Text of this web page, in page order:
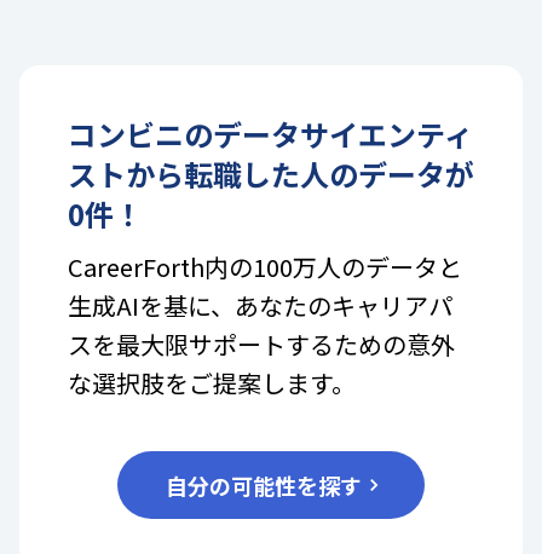
コンビニのデータサイエンティ
ストから転職した人のデータが
0件！
CareerForth内の100万人のデータと
生成AIを基に、あなたのキャリアパ
スを最大限サポートするための意外
な選択肢をご提案します。
自分の可能性を探す